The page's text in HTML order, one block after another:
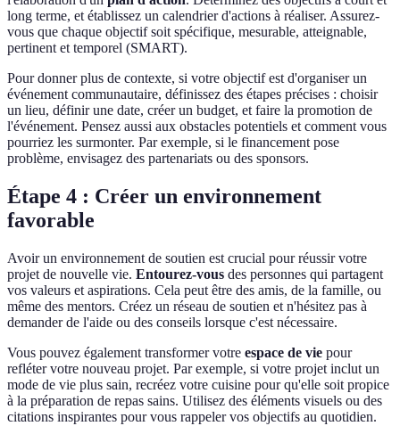
long terme, et établissez un calendrier d'actions à réaliser. Assurez-
vous que chaque objectif soit spécifique, mesurable, atteignable,
pertinent et temporel (SMART).
Pour donner plus de contexte, si votre objectif est d'organiser un
événement communautaire, définissez des étapes précises : choisir
un lieu, définir une date, créer un budget, et faire la promotion de
l'événement. Pensez aussi aux obstacles potentiels et comment vous
pourriez les surmonter. Par exemple, si le financement pose
problème, envisagez des partenariats ou des sponsors.
Étape 4 : Créer un environnement
favorable
Avoir un environnement de soutien est crucial pour réussir votre
projet de nouvelle vie. Entourez-vous des personnes qui partagent
vos valeurs et aspirations. Cela peut être des amis, de la famille, ou
même des mentors. Créez un réseau de soutien et n'hésitez pas à
demander de l'aide ou des conseils lorsque c'est nécessaire.
Vous pouvez également transformer votre espace de vie pour
refléter votre nouveau projet. Par exemple, si votre projet inclut un
mode de vie plus sain, recréez votre cuisine pour qu'elle soit propice
à la préparation de repas sains. Utilisez des éléments visuels ou des
citations inspirantes pour vous rappeler vos objectifs au quotidien.